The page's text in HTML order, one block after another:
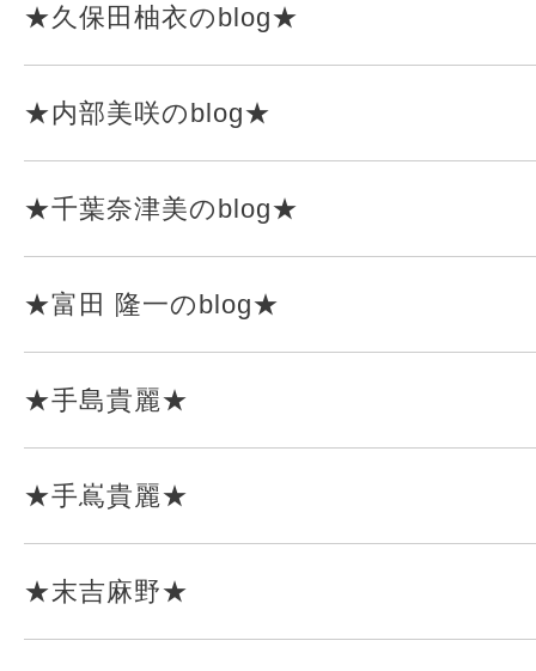
★久保田柚衣のblog★
★内部美咲のblog★
★千葉奈津美のblog★
★富田 隆一のblog★
★手島貴麗★
★手嶌貴麗★
★末吉麻野★